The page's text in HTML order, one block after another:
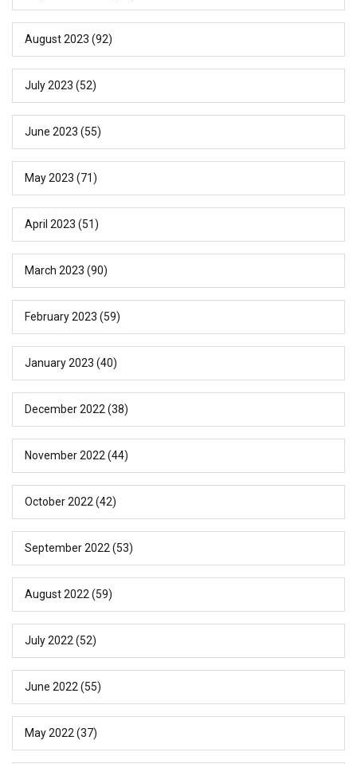
August 2023 (92)
July 2023 (52)
June 2023 (55)
May 2023 (71)
April 2023 (51)
March 2023 (90)
February 2023 (59)
January 2023 (40)
December 2022 (38)
November 2022 (44)
October 2022 (42)
September 2022 (53)
August 2022 (59)
July 2022 (52)
June 2022 (55)
May 2022 (37)